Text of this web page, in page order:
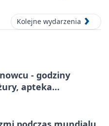
Kolejne wydarzenia
- godziny
apteka